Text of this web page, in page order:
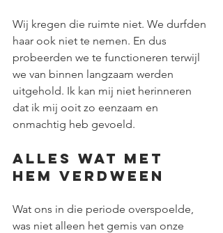
Wij kregen die ruimte niet. We durfden
haar ook niet te nemen. En dus
probeerden we te functioneren terwijl
we van binnen langzaam werden
uitgehold. Ik kan mij niet herinneren
dat ik mij ooit zo eenzaam en
onmachtig heb gevoeld.
Alles wat met
hem verdween
Wat ons in die periode overspoelde,
was niet alleen het gemis van onze